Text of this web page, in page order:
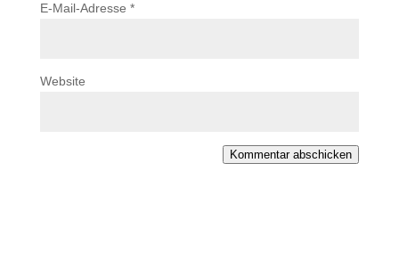
E-Mail-Adresse *
Website
Kommentar abschicken